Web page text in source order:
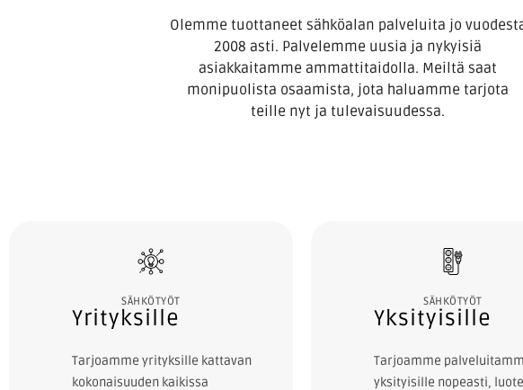
Olemme tuottaneet sähköalan palveluita jo
2008 asti. Palvelemme uusia ja nykyisiä
asiakkaitamme ammattitaidolla. Meiltä saat
monipuolista osaamista, jota haluamme tarjota
teille nyt ja tulevaisuudessa.
SÄHKÖTYÖT
Yrityksille
Tarjoamme yrityksille kattavan
kokonaisuuden kaikissa
SÄHKÖTYÖT
Yksityisille
Tarjoamme
yksityisille nopeasti,